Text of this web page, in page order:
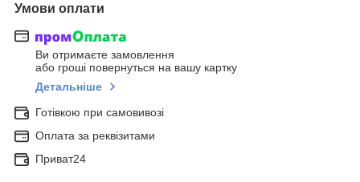
Умови оплати
Ви отримаєте замовлення
або гроші повернуться на вашу картку
Детальніше
Готівкою при самовивозі
Оплата за реквізитами
Приват24